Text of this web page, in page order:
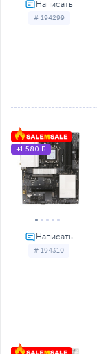
# 194299
# 194310
+1 580 Б